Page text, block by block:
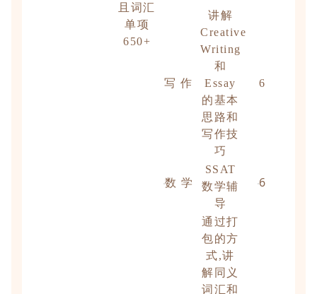
且词汇
单项
650+
写 作
讲解
Creative
Writing
和
Essay
的基本
思路和
写作技
巧
6
数 学
SSAT
数学辅
导
6
通过打
包的方
式,讲
解同义
词汇和